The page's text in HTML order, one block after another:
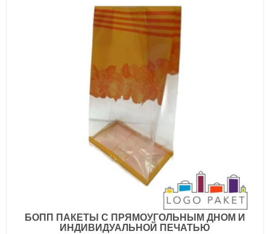
БОПП ПАКЕТЫ С ПРЯМОУГОЛЬНЫМ ДНОМ И
ИНДИВИДУАЛЬНОЙ ПЕЧАТЬЮ